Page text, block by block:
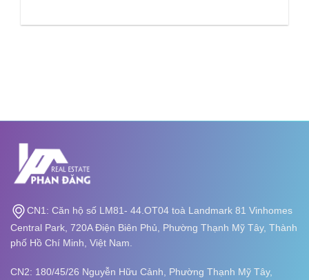
CN1: Căn hộ số LM81- 44.OT04 toà Landmark 81 Vinhomes
Central Park, 720A Điện Biên Phủ, Phường Thạnh Mỹ Tây, Thành
phố Hồ Chí Minh, Việt Nam.
CN2: 180/45/26 Nguyễn Hữu Cảnh, Phường Thạnh Mỹ Tây,